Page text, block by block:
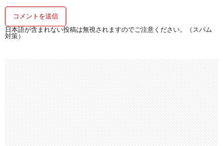
日本語が含まれない投稿は無視されますのでご注意ください。（スパム
対策）